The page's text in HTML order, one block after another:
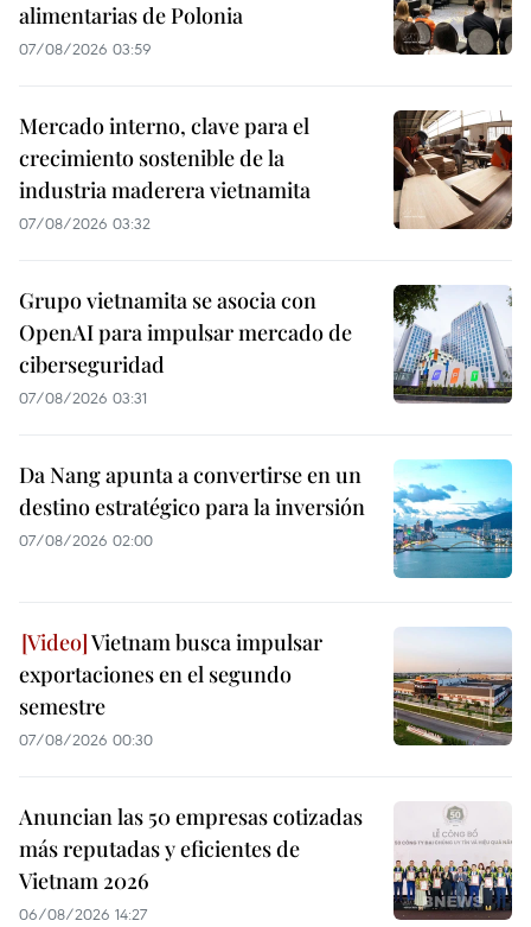
alimentarias de Polonia
07/08/2026 03:59
Mercado interno, clave para el
crecimiento sostenible de la
industria maderera vietnamita
07/08/2026 03:32
Grupo vietnamita se asocia con
OpenAI para impulsar mercado de
ciberseguridad
07/08/2026 03:31
Da Nang apunta a convertirse en un
destino estratégico para la inversión
07/08/2026 02:00
Vietnam busca impulsar
exportaciones en el segundo
semestre
07/08/2026 00:30
Anuncian las 50 empresas cotizadas
más reputadas y eficientes de
Vietnam 2026
06/08/2026 14:27